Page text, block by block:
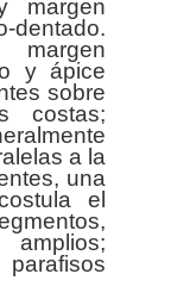
margen
dentado.
margen
y ápice
sobre
costas;
a la
una
el